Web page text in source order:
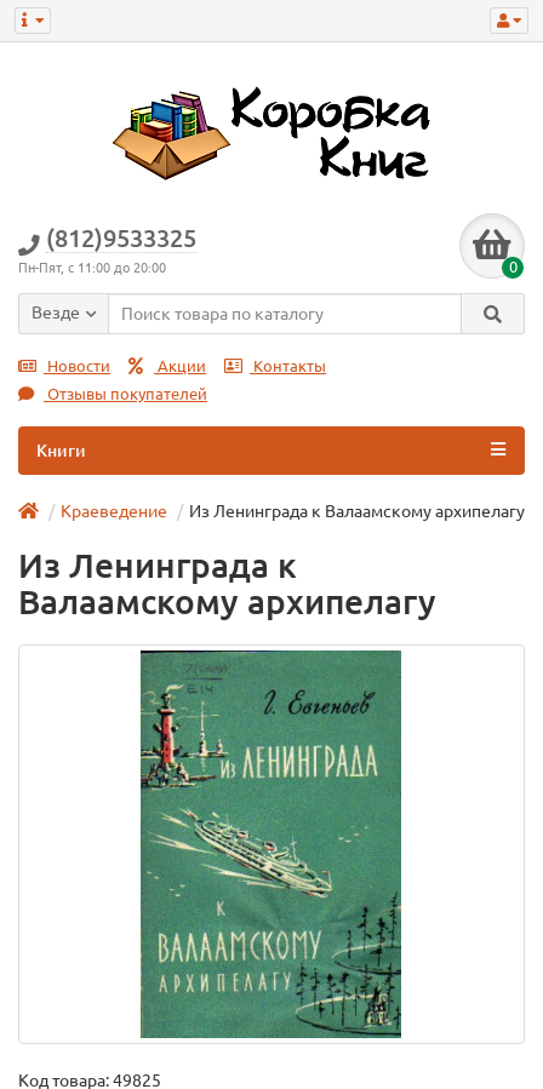
(812)9533325
Пн-Пят, с 11:00 до 20:00 0
Везде
Новости Акции
Контакты
Отзывы покупателей
Книги
Краеведение Из Ленинграда к Валаамскому архипелагу
Из Ленинграда к
Валаамскому архипелагу
Код товара:49825